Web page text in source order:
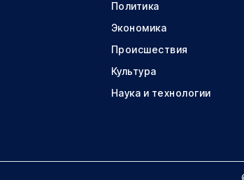
Политика
Экономика
Происшествия
Культура
Наука и технологии